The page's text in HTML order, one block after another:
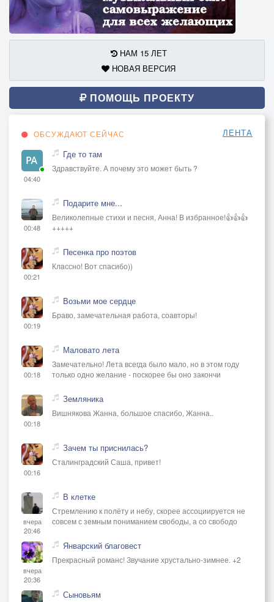
НАМ 15 ЛЕТ
НОВАЯ ВЕРСИЯ
ПОМОЩЬ ПРОЕКТУ
ОБСУЖДАЮТ СЕЙЧАС ЛЕНТА
04:40
Где то там
Здравствуйте. А почему это может быть ?
00:48
Подарите мне...
Великолепные стихи и песня, Анна! В избранное!👍👍👍
+++++
00:21
Песенка про поэтов
Классно! Вот спасибо))
00:19
Возьми мое сердце
Браво, замечательная работа, соавторы!
00:18
Маловато лета
Замечательно! Лета всегда было мало, но в этом году
только одно желание - поскорее бы оно закончи
00:18
Земляника
Вишнякова Жанна, большое спасибо, Жанна..
00:16
Зачем ты приснилась?
Сталинградский Саша, привет!
вчера
20:46
В клетке
Стремлению к полёту и небу, скорее ассоциируется не
совсем с земным пониманием свободы, а со свободо
вчера
20:36
Январский благовест
Прекрасный романс! Звучание хрустально-зимнее. +2
Сыновьям